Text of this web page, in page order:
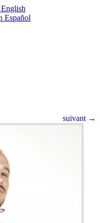
suivant →